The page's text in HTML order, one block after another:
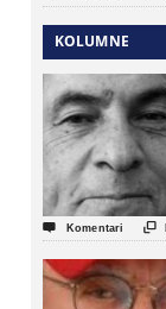
KOLUMNE
 Komentari 